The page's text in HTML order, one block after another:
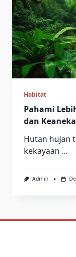
Habitat
Pahami
dan
Hutan hujan
kekayaan ...
Admin